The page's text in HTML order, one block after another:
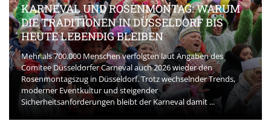
KARNEVAL UND ROSENMONTAG: WARUM
DIE TRADITIONEN IN DÜSSELDORF BIS
HEUTE LEBENDIG BLEIBEN
Mehr als 700.000 Menschen verfolgten laut Angaben des
Comitee Düsseldorfer Carneval auch 2026 wieder den
Rosenmontagszug in Düsseldorf. Trotz wechselnder Trends,
moderner Eventkultur und steigender
Sicherheitsanforderungen bleibt der Karneval damit ...